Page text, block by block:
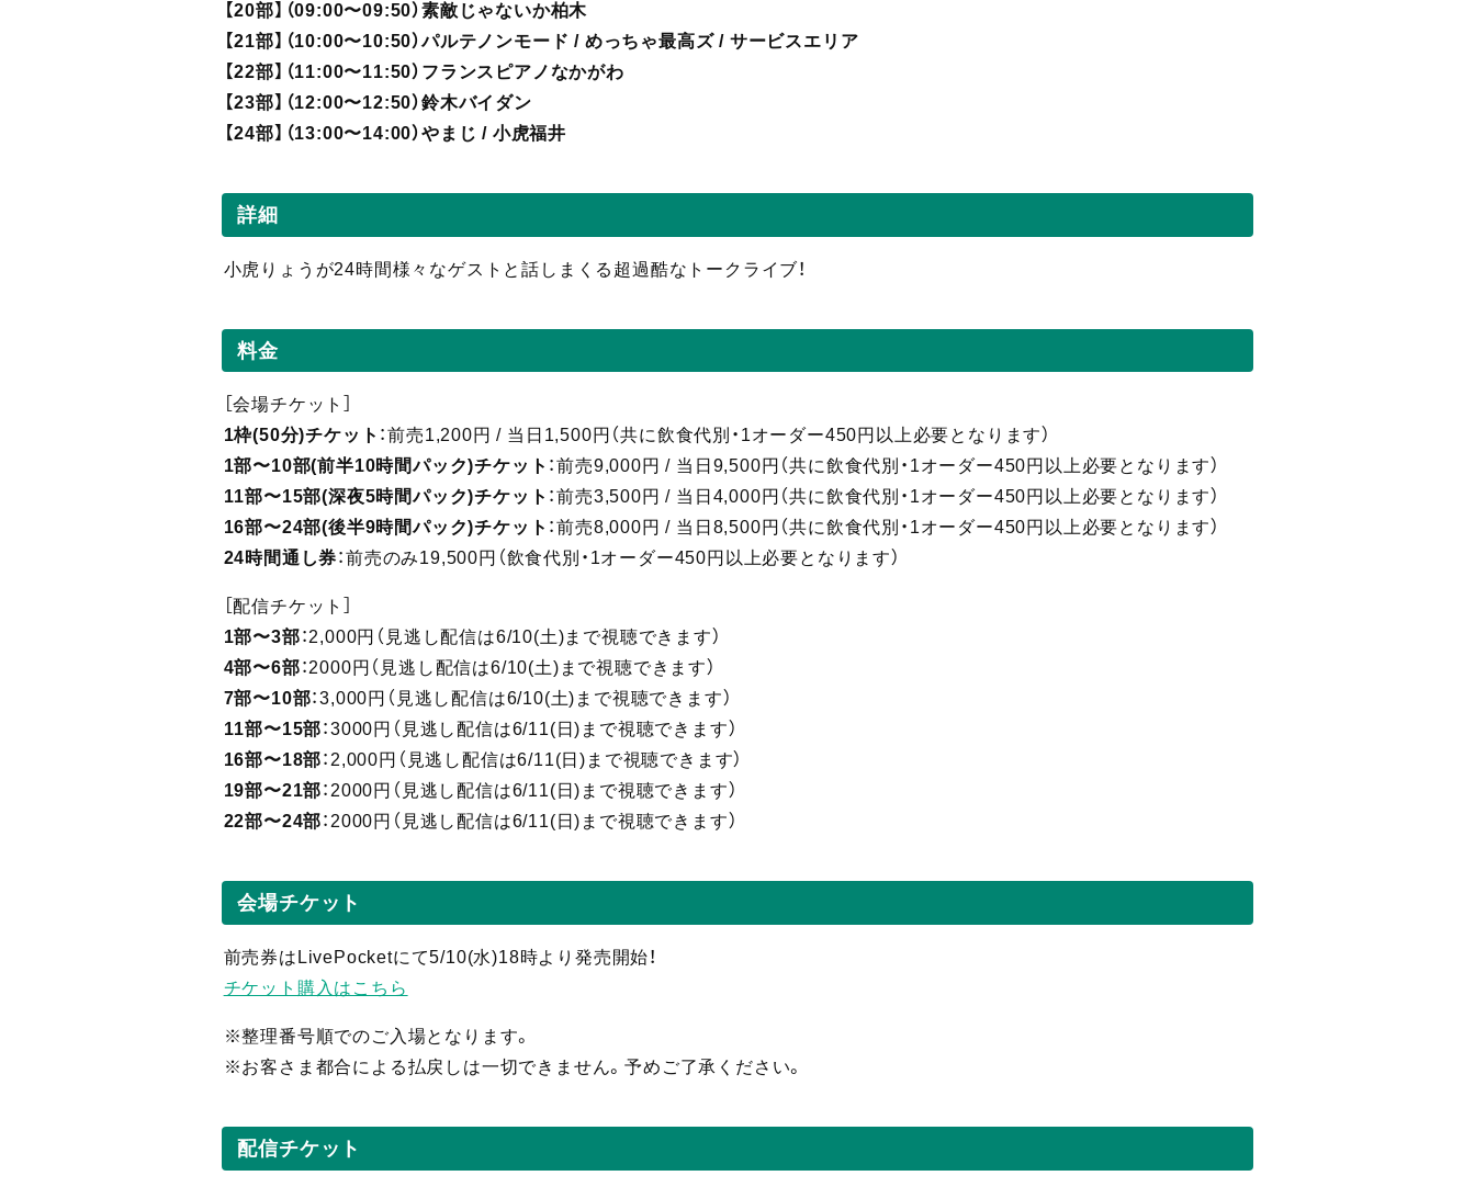
【20部】（09:00〜09:50）素敵じゃないか柏木
【21部】（10:00〜10:50）パルテノンモード / めっちゃ最高ズ / サービスエリア
【22部】（11:00〜11:50）フランスピアノなかがわ
【23部】（12:00〜12:50）鈴木バイダン
【24部】（13:00〜14:00）やまじ / 小虎福井
詳細
小虎りょうが24時間様々なゲストと話しまくる超過酷なトークライブ！
料金
［会場チケット］
1枠(50分)チケット ：前売1,200円 / 当日1,500円（共に飲食代別・1オーダー450円以上必要となります）
1部〜10部(前半10時間パック)チケット ：前売9,000円 / 当日9,500円（共に飲食代別・1オーダー450円以上必要となります）
11部〜15部(深夜5時間パック)チケット ：前売3,500円 / 当日4,000円（共に飲食代別・1オーダー450円以上必要となります）
16部〜24部(後半9時間パック)チケット ：前売8,000円 / 当日8,500円（共に飲食代別・1オーダー450円以上必要となります）
24時間通し券：前売のみ19,500円（飲食代別・1オーダー450円以上必要となります）
［配信チケット］
1部〜3部：2,000円（見逃し配信は6/10(土)まで視聴できます）
4部〜6部：2000円（見逃し配信は6/10(土)まで視聴できます）
7部〜10部：3,000円（見逃し配信は6/10(土)まで視聴できます）
11部〜15部：3000円（見逃し配信は6/11(日)まで視聴できます）
16部〜18部：2,000円（見逃し配信は6/11(日)まで視聴できます）
19部〜21部：2000円（見逃し配信は6/11(日)まで視聴できます）
22部〜24部：2000円（見逃し配信は6/11(日)まで視聴できます）
会場チケット
前売券はLivePocketにて5/10(水)18時より発売開始！
チケット購入はこちら
※整理番号順でのご入場となります。
※お客さま都合による払戻しは一切できません。予めご了承ください。
配信チケット